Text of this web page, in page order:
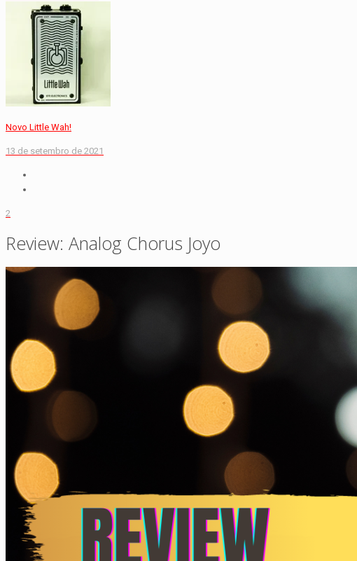
Novo Little Wah!
13 de setembro de 2021
2
Review: Analog Chorus Joyo